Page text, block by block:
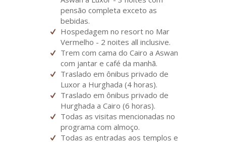
pensão completa exceto as
bebidas.
Hospedagem no resort no Mar
Vermelho - 2 noites all inclusive.
Trem com cama do Cairo a Aswan
com jantar e café da manhã.
Traslado em ônibus privado de
Luxor a Hurghada (4 horas).
Traslado em ônibus privado de
Hurghada a Cairo (6 horas).
Todas as visitas mencionadas no
programa com almoço.
Todas as entradas aos templos e